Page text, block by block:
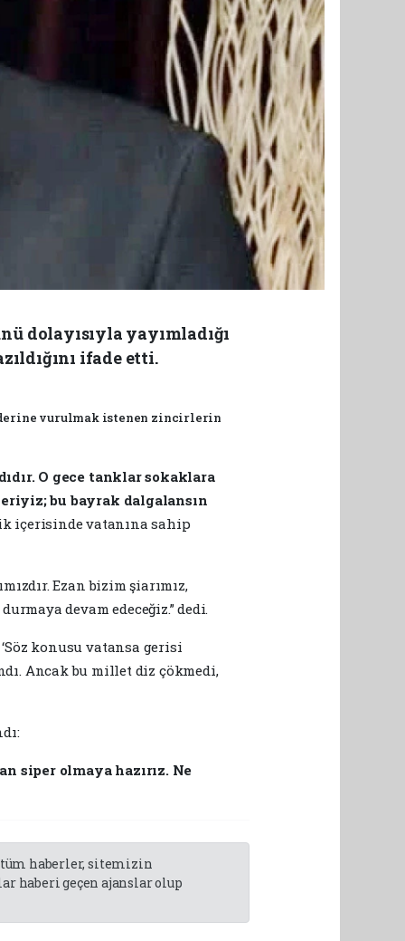
dolayısıyla yayımladığı
ifade etti.
vurulmak istenen zincirlerin
O gece tanklar sokaklara
bu bayrak dalgalansın
içerisinde vatanına sahip
Ezan bizim şiarımız,
devam edeceğiz.” dedi.
konusu vatansa gerisi
Ancak bu millet diz çökmedi,
siper olmaya hazırız. Ne
tüm haberler, sitemizin
haberi geçen ajanslar olup